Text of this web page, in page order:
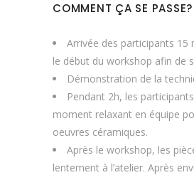
COMMENT ÇA SE PASSE?
Arrivée des participants 15
le début du workshop afin de
Démonstration de la
Pendant 2h, les
moment relaxant en équipe
oeuvres céramiques.
Après le workshop, les
lentement à l’atelier. Après